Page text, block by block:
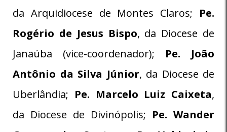
da Arquidiocese de Montes Claros; Pe.
Rogério de Jesus Bispo, da Diocese de
Janaúba (vice-coordenador); Pe. João
Antônio da Silva Júnior, da Diocese de
Uberlândia; Pe. Marcelo Luiz Caixeta,
da Diocese de Divinópolis; Pe. Wander